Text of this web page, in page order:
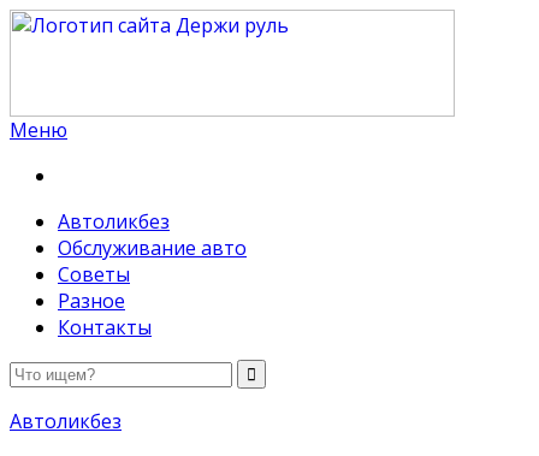
Меню
Автоликбез
Обслуживание авто
Советы
Разное
Контакты
Автоликбез